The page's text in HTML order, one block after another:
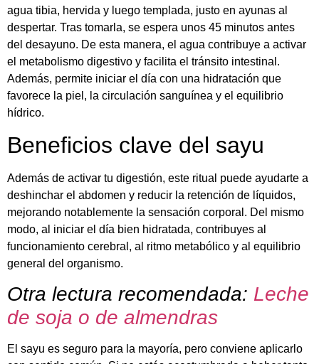
agua tibia, hervida y luego templada, justo en ayunas al
despertar. Tras tomarla, se espera unos 45 minutos antes
del desayuno. De esta manera, el agua contribuye a activar
el metabolismo digestivo y facilita el tránsito intestinal.
Además, permite iniciar el día con una hidratación que
favorece la piel, la circulación sanguínea y el equilibrio
hídrico.
Beneficios clave del sayu
Además de activar tu digestión, este ritual puede ayudarte a
deshinchar el abdomen y reducir la retención de líquidos,
mejorando notablemente la sensación corporal. Del mismo
modo, al iniciar el día bien hidratada, contribuyes al
funcionamiento cerebral, al ritmo metabólico y al equilibrio
general del organismo.
Otra lectura recomendada: Leche
de soja o de almendras
El sayu es seguro para la mayoría, pero conviene aplicarlo